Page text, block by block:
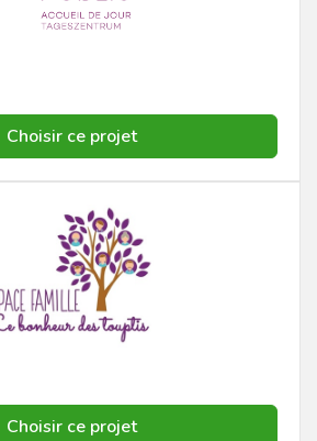
Choisir ce projet
Choisir ce projet